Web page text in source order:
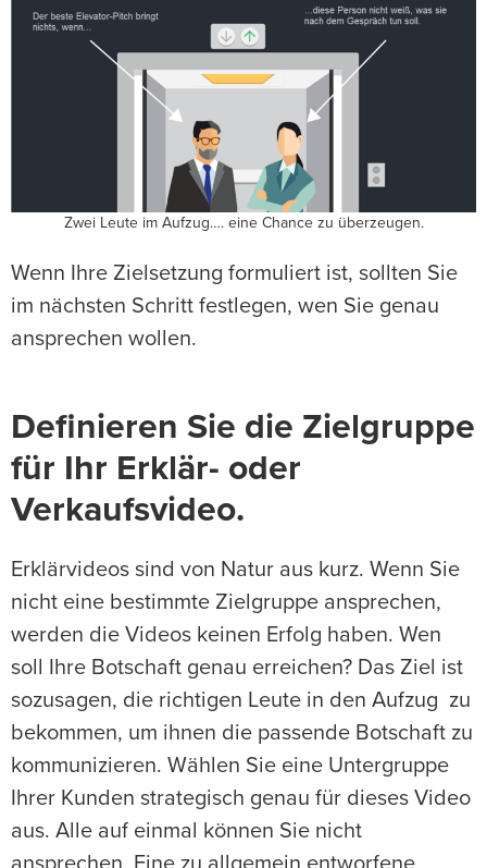
Zwei Leute im Aufzug…. eine Chance zu überzeugen.
Wenn Ihre Zielsetzung formuliert ist, sollten Sie
im nächsten Schritt festlegen, wen Sie genau
ansprechen wollen.
Definieren Sie die Zielgruppe
für Ihr Erklär- oder
Verkaufsvideo.
Erklärvideos sind von Natur aus kurz. Wenn Sie
nicht eine bestimmte Zielgruppe ansprechen,
werden die Videos keinen Erfolg haben. Wen
soll Ihre Botschaft genau erreichen? Das Ziel ist
sozusagen, die richtigen Leute in den Aufzug zu
bekommen, um ihnen die passende Botschaft zu
kommunizieren. Wählen Sie eine Untergruppe
Ihrer Kunden strategisch genau für dieses Video
aus. Alle auf einmal können Sie nicht
ansprechen. Eine zu allgemein entworfene